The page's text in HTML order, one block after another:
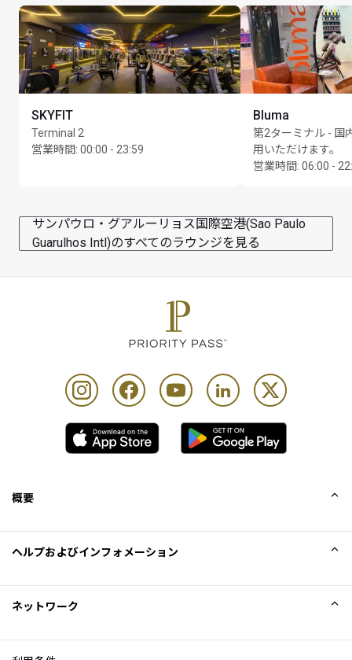
SKYFIT
Terminal 2
営業時間: 00:00 - 23:59
Bluma
第2ターミナル - 国
用いただけます。
営業時間: 06:00 -
サンパウロ・グアルーリョス国際空港(Sao Paulo
Guarulhos Intl)のすべてのラウンジを見る
概要
Excellence Awards
ヘルプおよびインフォメーション
ネットワーク